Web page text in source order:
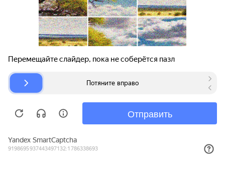
Для автокомпаний
Авторазборки
Помощь
Карта сайта
© bibinet.ru - система поиска запчастей,
Copyright 2010-2026 Все права защищены